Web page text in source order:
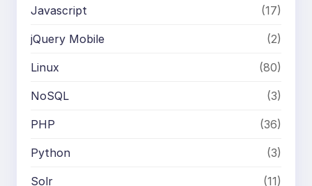
Javascript (17)
jQuery Mobile (2)
Linux (80)
NoSQL (3)
PHP (36)
Python (3)
Solr (11)